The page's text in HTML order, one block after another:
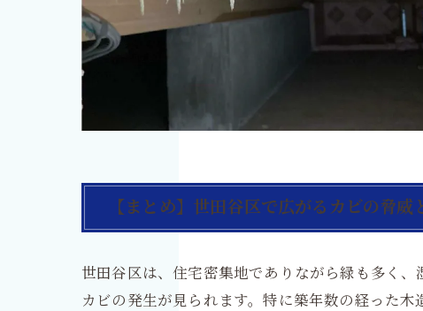
【まとめ】世田谷区で広がるカビの脅
世田谷区は、住宅密集地でありながら緑も多く
カビの発生が見られます。特に築年数の経った